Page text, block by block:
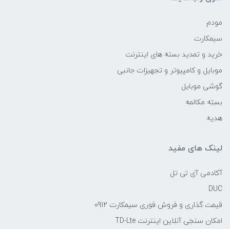
مودم
سیمکارت
خرید و تمدید بسته های اینترنت
موبایل و کامپیوتر و تجهیزات جانبی
گوشی موبایل
بسته مکالمه
هدیه
لینک های مفید
آکادمی آی تی تل
DUC
قیمت گذاری و فروش فوری سیمکارت 0912
امکان سنجی آنلاین اینترنت TD-Lte